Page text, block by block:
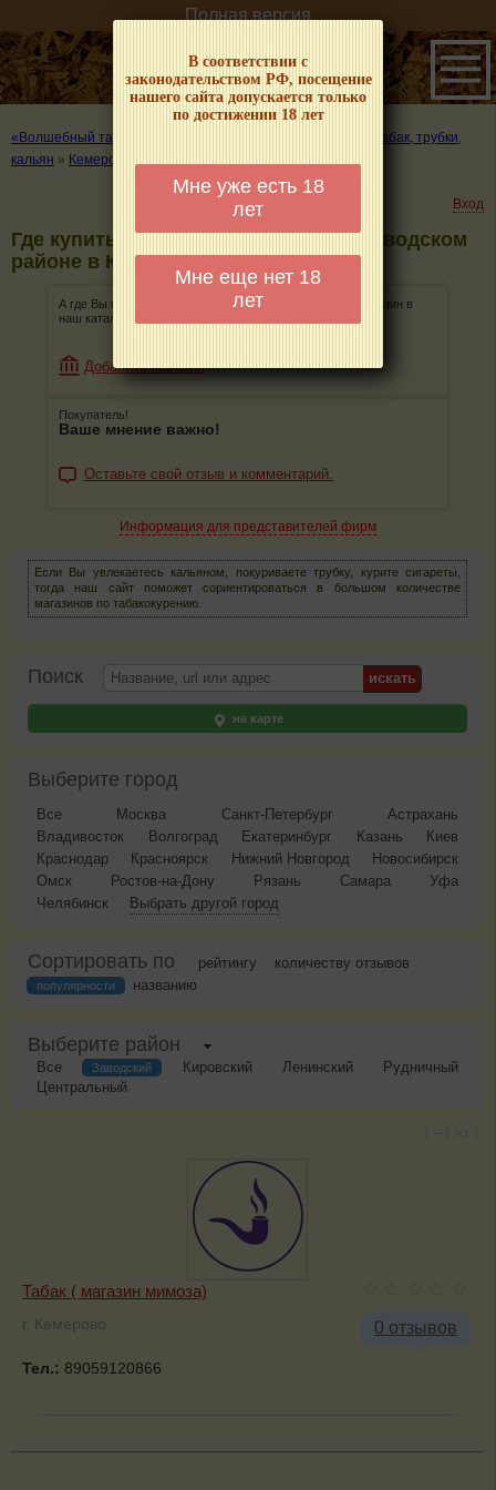
В соответствии с
законодательством РФ, посещение
нашего сайта допускается только
по достижении 18 лет
Мне уже есть 18
лет
Мне еще нет 18
лет
Полная версия
«Волшебный табачок» – о табаке и курении
Где купить табак, трубки,
кальян » Кемерово
Вход
Где купить табак, трубки, кальян в Заводском
районе в Кемерово
А где Вы покупаете табак, трубки, кальян? Добавьте магазин в
наш каталог!
Добавить магазин
Покупатель!
Ваше мнение важно!
Оставьте свой отзыв и комментарий.
Информация для представителей фирм
Если Вы увлекаетесь кальяном, покуриваете трубку, курите сигареты,
тогда наш сайт поможет сориентироваться в большом количестве
магазинов по табакокурению.
Поиск
на карте
Выберите город
Все Москва Санкт-Петербург
Астрахань
Владивосток
Волгоград Екатеринбург Казань
Киев
Краснодар
Красноярск Нижний Новгород
Новосибирск
Омск
Ростов-на-Дону Рязань Самара
Уфа
Челябинск
Выбрать другой город
Сортировать по рейтингу количеству отзывов
популярности названию
Выберите район
Все Заводский Кировский Ленинский
Рудничный
Центральный
0 отзывов
Табак ( магазин мимоза)
г. Кемерово
Тел.: 89059120866